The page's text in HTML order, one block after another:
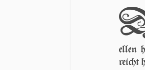
ellen
reicht